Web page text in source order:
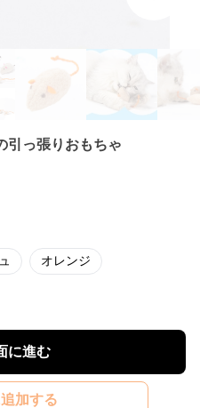
引っ張りおもちゃ
オレンジ
に進む
加する